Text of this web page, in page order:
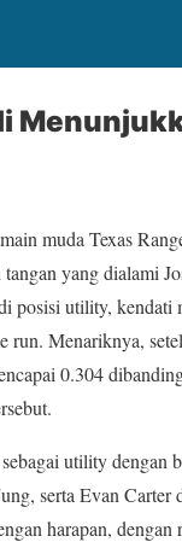
muda Texas
yang dialami
posisi utility,
run. Menariknya,
0.304
utility
serta Evan
harapan,